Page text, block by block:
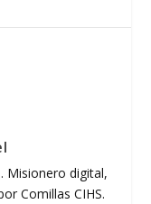
Misionero digital,
Comillas CIHS.